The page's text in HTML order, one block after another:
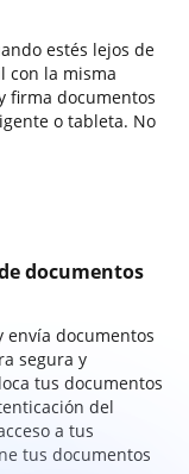
estés lejos de
con la misma
firma documentos
o tableta. No
documentos
envía documentos
segura y
tus documentos
del
a tus
tus documentos